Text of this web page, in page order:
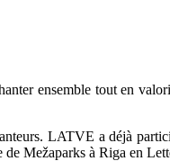
ensemble tout en
LATVE a déjà
de Mežaparks à Riga en